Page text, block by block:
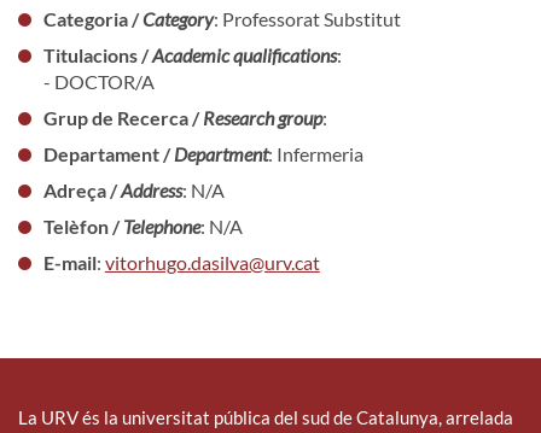
Categoria /Category: Professorat Substitut
Titulacions /Academic qualifications:
- DOCTOR/A
Grup de Recerca /Research group:
Departament /Department: Infermeria
Adreça /Address: N/A
Telèfon /Telephone: N/A
E-mail: vitorhugo.dasilva@urv.cat
La URV és la universitat pública del sud de Catalunya, arrelada